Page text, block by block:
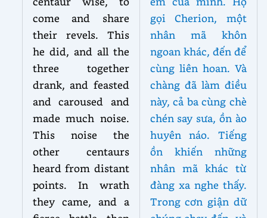
come and share
their revels. This
he did, and all the
three together
drank, and feasted
and caroused and
made much noise.
This noise the
other centaurs
heard from distant
points. In wrath
they came, and a
gọi Cherion, một
nhân mã khôn
ngoan khác, đến để
cùng liên hoan. Và
chàng đã làm điều
này, cả ba cùng chè
chén say sưa, ồn ào
huyên náo. Tiếng
ồn khiến những
nhân mã khác từ
đàng xa nghe thấy.
Trong cơn giận dữ